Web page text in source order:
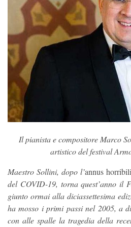
Il pianista e compositore Marco
artistico del festival
Maestro Sollini, dopo l’annus
del COVID-19, torna quest’anno il
giunto ormai alla diciassettesima
ha mosso i primi passi nel 2005, a
con alle spalle la tragedia della